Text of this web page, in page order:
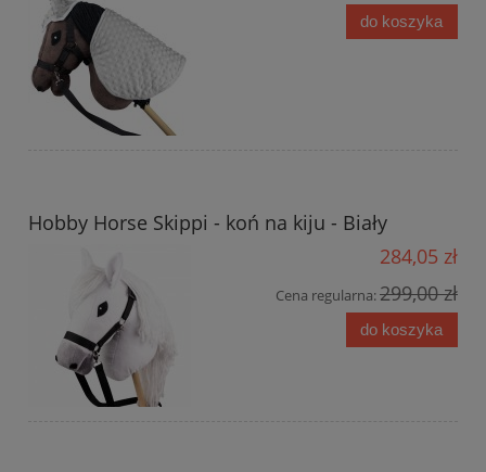
do koszyka
Hobby Horse Skippi - koń na kiju - Biały
284,05 zł
Cena regularna:299,00 zł
do koszyka